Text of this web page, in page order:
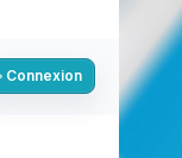
Connexion